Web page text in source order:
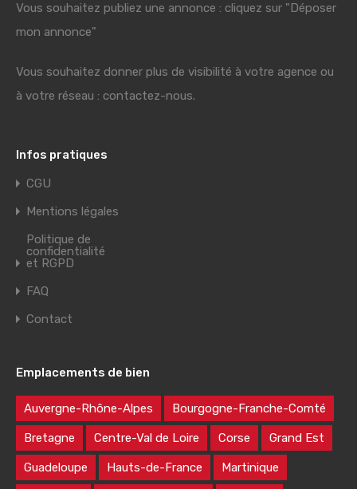
Vous souhaitez publiez une annonce : cliquez sur "Déposer
mon annonce"
Vous souhaitez donner plus de visibilité à votre agence ou
à votre réseau : contactez-nous.
Infos pratiques
CGU
Mentions légales
Politique de
confidentialité
et RGPD
FAQ
Contact
Emplacements de bien
Auvergne-Rhône-Alpes Bourgogne-Franche-Comté
Bretagne Centre-Val de Loire Corse Grand Est
Guadeloupe Hauts-de-France Martinique